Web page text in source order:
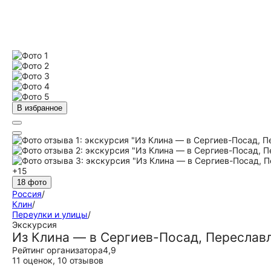
В избранное
+15
18 фото
Россия/
Клин/
Переулки и улицы/
Экскурсия
Из Клина — в Сергиев-Посад,
Рейтинг организатора4,9
11 оценок, 10 отзывов